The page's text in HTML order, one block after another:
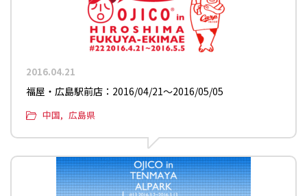
2016.04.21
福屋・広島駅前店：2016/04/21〜2016/05/05
中国 広島県